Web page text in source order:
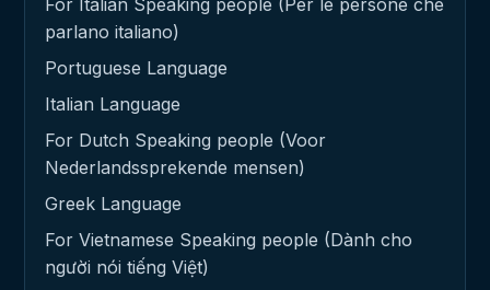
parlano italiano)
Portuguese Language
Italian Language
For Dutch Speaking people (Voor
Nederlandssprekende mensen)
Greek Language
For Vietnamese Speaking people (Dành cho
người nói tiếng Việt)